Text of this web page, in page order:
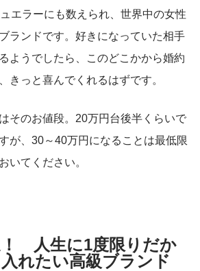
エラーにも数えられ、世界中の女性
ランドです。好きになっていた相手
ようでしたら、このどこかから婚約
きっと喜んでくれるはずです。
そのお値段。20万円台後半くらいで
が、30～40万円になることは最低限
いてください。
人生に1度限りだか
れたい高級ブランド